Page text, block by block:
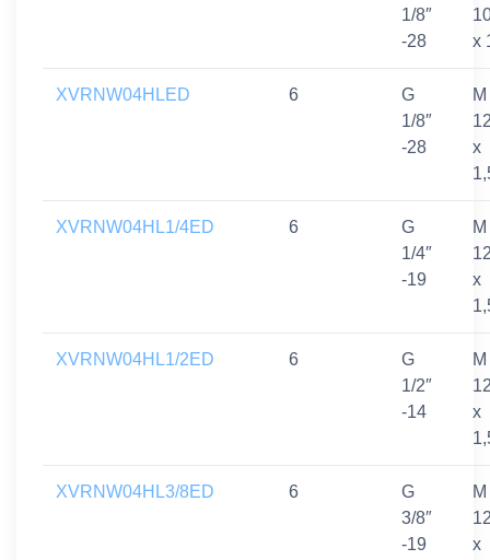
1/8″
-28
x
XVRNW04HLED 6
G
1/8″
-28
M
x
XVRNW04HL1/4ED 6
G
1/4″
-19
M
x
XVRNW04HL1/2ED 6
G
1/2″
-14
M
x
XVRNW04HL3/8ED 6
G
3/8″
-19
M
x